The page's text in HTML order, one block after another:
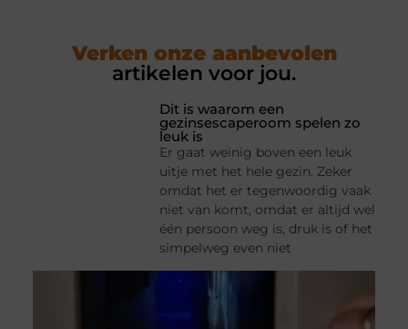
Verken onze aanbevolen
artikelen voor jou.
Dit is waarom een
gezinsescaperoom spelen zo
leuk is
Er gaat weinig boven een leuk
uitje met het hele gezin. Zeker
omdat het er tegenwoordig vaak
niet van komt, omdat er altijd wel
één persoon weg is, druk is of het
simpelweg even niet